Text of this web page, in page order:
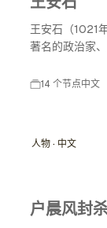
王安石（1021
著名的政治家
14 个节点中文
人物 · 中文
户晨风封